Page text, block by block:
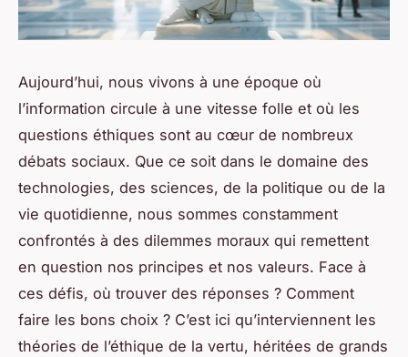
Aujourd’hui, nous vivons à une époque où
l’information circule à une vitesse folle et où les
questions éthiques sont au cœur de nombreux
débats sociaux. Que ce soit dans le domaine des
technologies, des sciences, de la politique ou de la
vie quotidienne, nous sommes constamment
confrontés à des dilemmes moraux qui remettent
en question nos principes et nos valeurs. Face à
ces défis, où trouver des réponses ? Comment
faire les bons choix ? C’est ici qu’interviennent les
théories de l’éthique de la vertu, héritées de grands